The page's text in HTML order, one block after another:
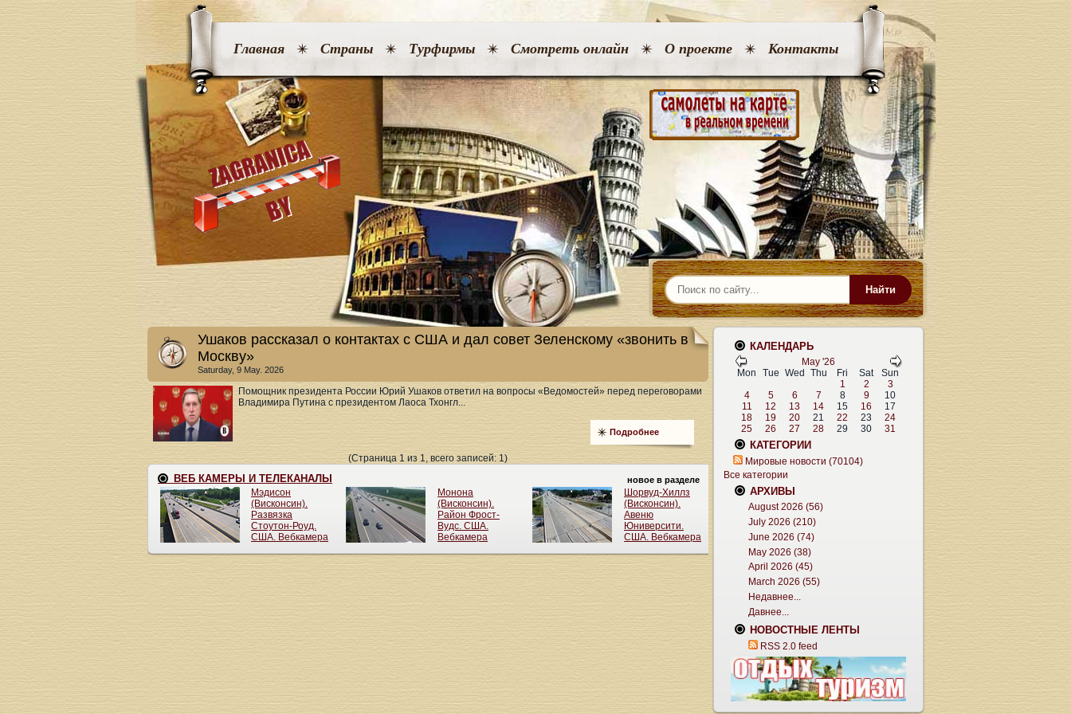
Главная Страны Турфирмы Смотреть онлайн О проекте Контакты
Найти
Ушаков рассказал о контактах с США и дал совет Зеленскому «звонить в
Москву»
Saturday, 9 May. 2026
Помощник президента России Юрий Ушаков ответил на вопросы «Ведомостей» перед переговорами
Владимира Путина с президентом Лаоса Тхонгл...
Подробнее
(Страница 1 из 1, всего записей: 1)
КАЛЕНДАРЬ
May '26
Mon
Tue Wed Thu Fri Sat
Sun
1
2
3
4
5 6 7 8 9
10
11
12 13 14 15 16
17
18
19 20 21 22 23
24
25
26 27 28 29 30 31
КАТЕГОРИИ
Мировые новости (70104)
Все категории
АРХИВЫ
August 2026 (56)
July 2026 (210)
June 2026 (74)
May 2026 (38)
April 2026 (45)
March 2026 (55)
Недавнее...
Давнее...
НОВОСТНЫЕ ЛЕНТЫ
RSS 2.0 feed